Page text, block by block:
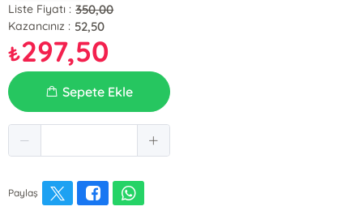
Liste Fiyatı : 350,00
Kazancınız : 52,50
₺297,50
Sepete Ekle
Paylaş